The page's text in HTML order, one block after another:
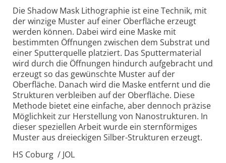
Die Shadow Mask Litho­graphie ist eine Technik, mit
der winzige Muster auf einer Oberfläche erzeugt
werden können. Dabei wird eine Maske mit
bestimmten Öffnungen zwischen dem Substrat und
einer Sputterquelle platziert. Das Sputter­material
wird durch die Öffnungen hindurch aufgebracht und
erzeugt so das gewünschte Muster auf der
Oberfläche. Danach wird die Maske entfernt und die
Strukturen verbleiben auf der Oberfläche. Diese
Methode bietet eine einfache, aber dennoch präzise
Möglichkeit zur Herstellung von Nano­strukturen. In
dieser speziellen Arbeit wurde ein sternförmiges
Muster aus dreieckigen Silber-Strukturen erzeugt.
HS Coburg / JOL